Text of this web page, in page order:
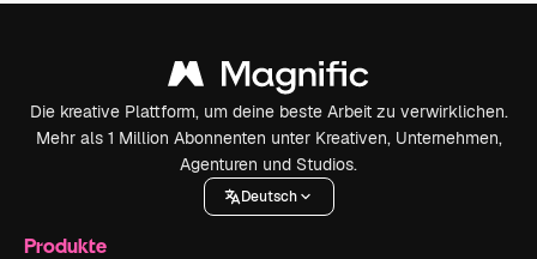
Die kreative Plattform, um deine beste Arbeit zu verwirklichen.
Mehr als 1 Million Abonnenten unter Kreativen, Unternehmen,
Agenturen und Studios.
Deutsch
Produkte